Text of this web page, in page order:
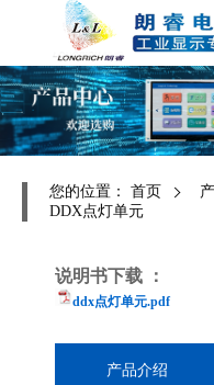
您的位置： 首页
DDX点灯单元
说明书下载 ：
ddx点灯单元.pdf
产品介绍